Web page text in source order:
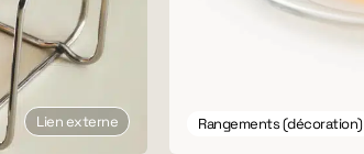
Lien externe Rangements (décoration)